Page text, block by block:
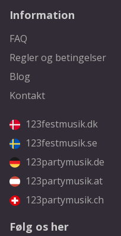
Information
FAQ
Regler og betingelser
Blog
Kontakt
123festmusik.dk
123festmusik.se
123partymusik.de
123partymusik.at
123partymusik.ch
Følg os her